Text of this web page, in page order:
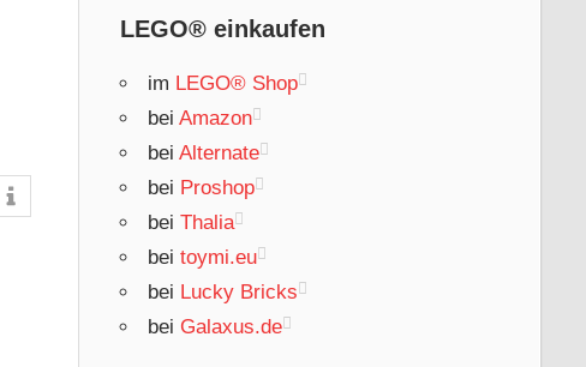
LEGO® einkaufen
im LEGO® Shop
bei Amazon
bei Alternate
bei Proshop
bei Thalia
bei toymi.eu
bei Lucky Bricks
bei Galaxus.de